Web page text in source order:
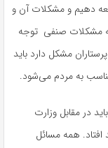
دهیم و مشکلات آن و
مشکلات صنفی توجه
مشکل دارد باید
به مردم می‌شود.
در مقابل وزارت
افتاد. همه مسائل